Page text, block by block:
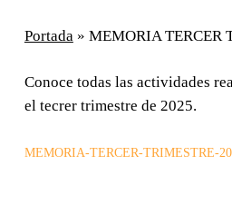
Portada » MEMORIA TERCER
Conoce todas las actividades
el tecrer trimestre de 2025.
MEMORIA-TERCER-TRIMESTRE-